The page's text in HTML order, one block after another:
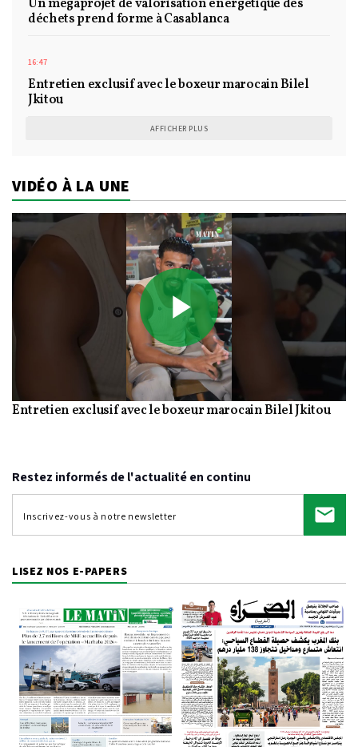
Un mégaprojet de valorisation énergétique des
déchets prend forme à Casablanca
16:47
Entretien exclusif avec le boxeur marocain Bilel
Jkitou
AFFICHER PLUS
VIDÉO À LA UNE
Play
Video
Entretien exclusif avec le boxeur marocain Bilel Jkitou
Restez informés de l'actualité en continu
LISEZ NOS E-PAPERS